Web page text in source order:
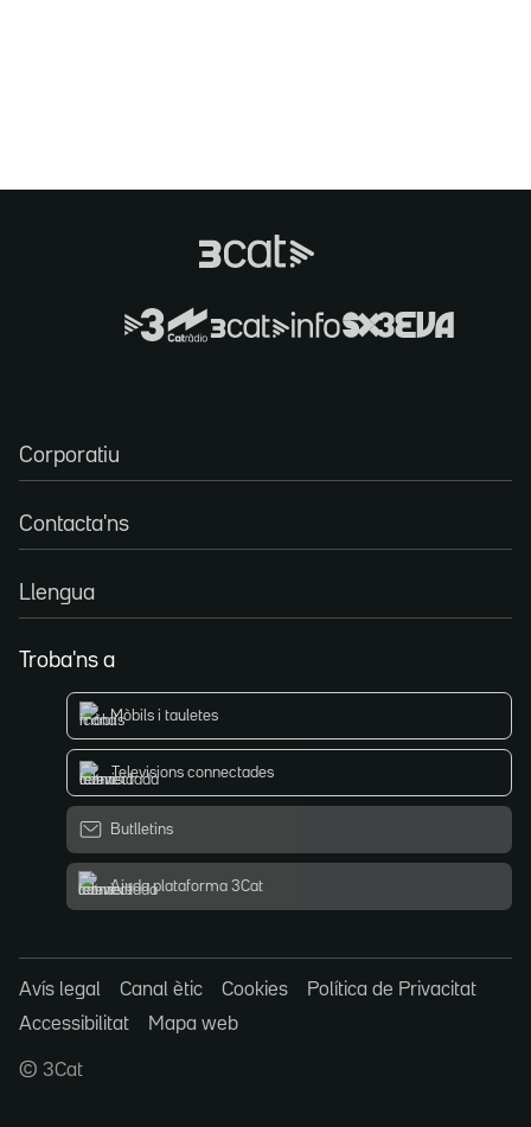
Corporatiu
Contacta'ns
Llengua
Troba'ns a
Mòbils i tauletes
Televisions connectades
Butlletins
Ajuda plataforma 3Cat
Avís legal Canal ètic Cookies
Política de Privacitat
Accessibilitat
Mapa web
© 3Cat